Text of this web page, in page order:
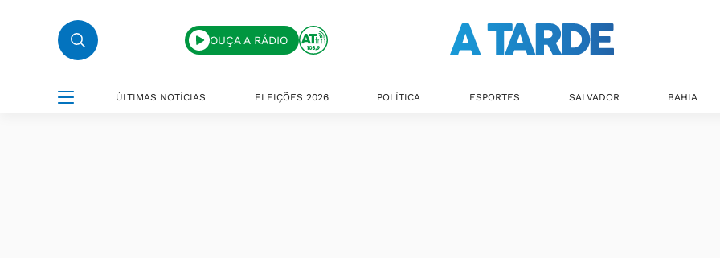
OUÇA A RÁDIO
ÚLTIMAS NOTÍCIAS ELEIÇÕES 2026 POLÍTICA ESPORTES SALVADOR BAHIA